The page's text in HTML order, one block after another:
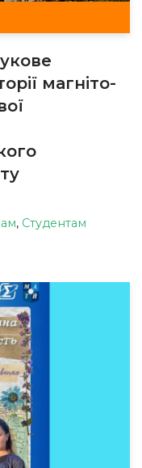
магніто-
, Студентам